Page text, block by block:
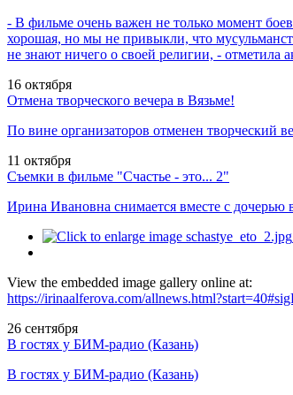
- В фильме очень важен не только момент
хорошая, но мы не привыкли, что
не знают ничего о своей религии, - отметила
16 октября
Отмена творческого вечера в Вязьме!
По вине организаторов отменен творческий
11 октября
Съемки в фильме "Счастье - это... 2"
Ирина Ивановна снимается вместе с дочерью
View the embedded image gallery online at:
https://irinaalferova.com/
26 сентября
В гостях у БИМ-радио (Казань)
В гостях у БИМ-радио (Казань)